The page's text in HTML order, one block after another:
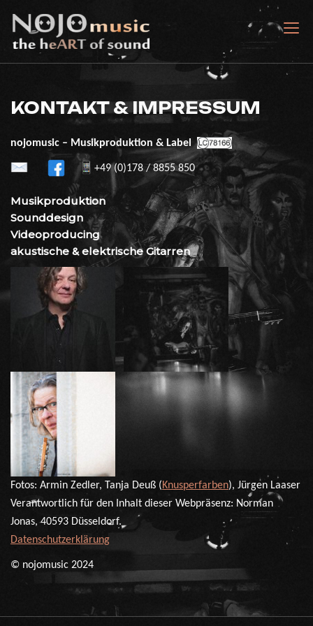
content
the heART of sound
KONTAKT & IMPRESSUM
nojomusic – Musikproduktion & Label
+49 (0)178 / 8855 850
Musikproduktion
Sounddesign
Videoproducing
akustische & elektrische Gitarren
Fotos: Armin Zedler, Tanja Deuß (Knusperfarben), Jürgen Laaser
Verantwortlich für den Inhalt dieser Webpräsenz: Norman
Jonas, 40593 Düsseldorf.
Datenschutzerklärung
© nojomusic 2024